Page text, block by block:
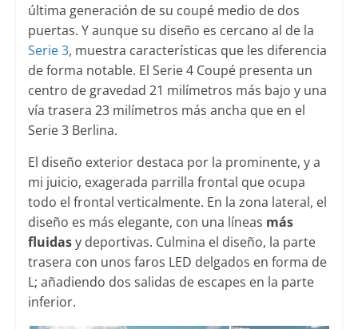
última generación de su coupé medio de dos
puertas. Y aunque su diseño es cercano al de la
Serie 3, muestra características que les diferencia
de forma notable. El Serie 4 Coupé presenta un
centro de gravedad 21 milímetros más bajo y una
vía trasera 23 milímetros más ancha que en el
Serie 3 Berlina.
El diseño exterior destaca por la prominente, y a
mi juicio, exagerada parrilla frontal que ocupa
todo el frontal verticalmente. En la zona lateral, el
diseño es más elegante, con una líneas más
fluidasy deportivas. Culmina el diseño, la parte
trasera con unos faros LED delgados en forma de
L; añadiendo dos salidas de escapes en la parte
inferior.